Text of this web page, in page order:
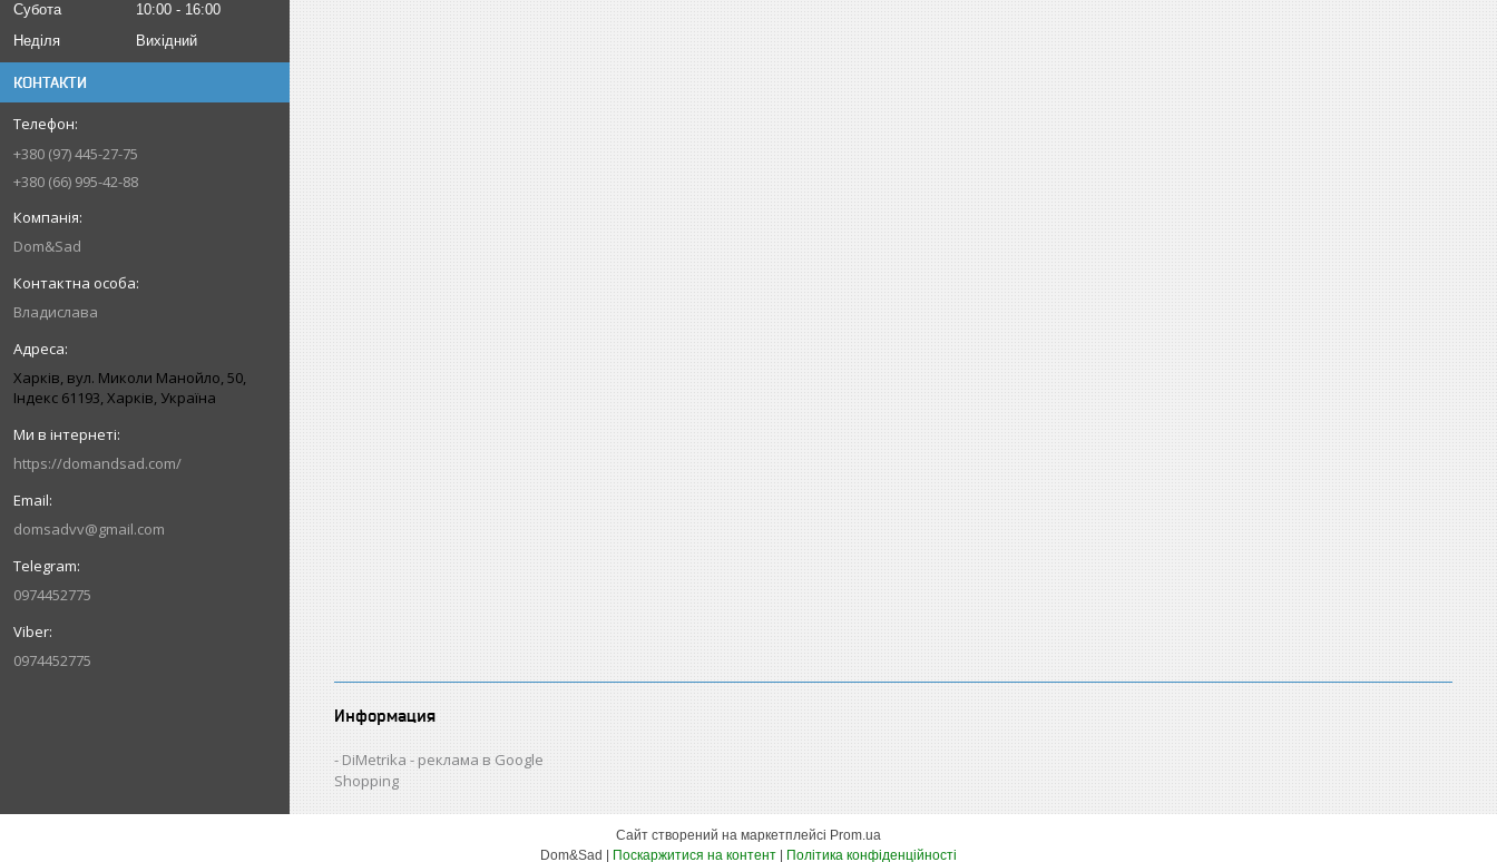
Субота
10:00
16:00
Неділя
Вихідний
КОНТАКТИ
+380 (97) 445-27-75
+380 (66) 995-42-88
Dom&Sad
Владислава
Харків, вул. Миколи Манойло, 50,
Індекс 61193, Харків, Україна
https://domandsad.com/
domsadvv@gmail.com
0974452775
0974452775
Информация
DiMetrika - реклама в Google
Shopping
Сайт створений на маркетплейсі Prom.ua
Поскаржитися на контент Політика конфіденційності